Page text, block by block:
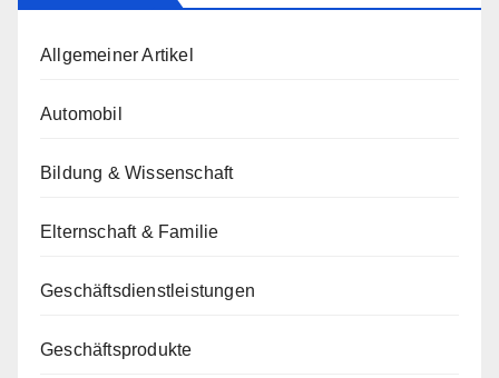
Allgemeiner Artikel
Automobil
Bildung & Wissenschaft
Elternschaft & Familie
Geschäftsdienstleistungen
Geschäftsprodukte